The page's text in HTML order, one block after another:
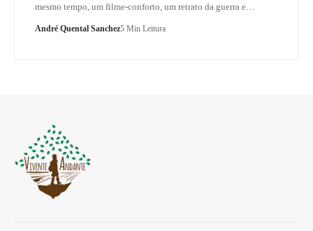
mesmo tempo, um filme-conforto, um retrato da guerra e…
André Quental Sanchez5 Min Leitura